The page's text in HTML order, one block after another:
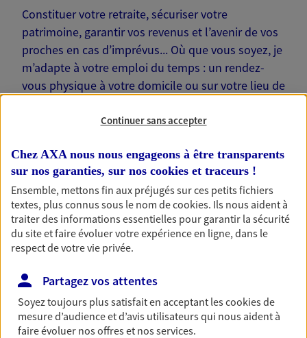
Constituer votre retraite, sécuriser votre
patrimoine, garantir vos revenus et l’avenir de vos
proches en cas d’imprévus... Où que vous soyez, je
m’adapte à votre emploi du temps : un rendez-
vous physique à votre domicile ou sur votre lieu de
Nos offres phares
Épargne
Réalisez vos projets grâce à votre épargne : achat
immobilier, études des enfants ou voyage autour
du monde… Épargnez à votre rythme et
simplement, selon votre profil.
Continuer sans accepter
Chez AXA nous nous engageons à être transparents
sur nos garanties, sur nos cookies et traceurs !
Ensemble, mettons fin aux préjugés sur ces petits fichiers
textes, plus connus sous le nom decookies. Ils nous aident à
traiter des informations essentielles pour garantir la sécurité
du site et faire évoluer votre expérience en ligne, dans le
respect de votre vie privée.
Partagez vos attentes
Soyez toujours plus satisfait en acceptant lescookiesde
mesure d’audience et d’avis utilisateurs qui nous aident à
faire évoluer nos offres et nos services.